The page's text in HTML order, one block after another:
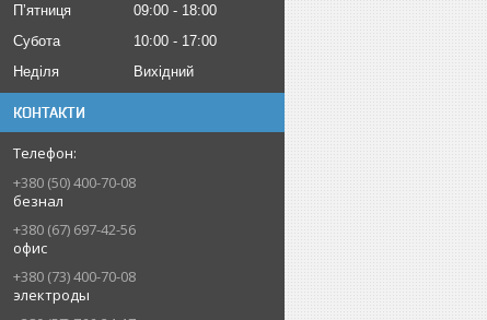
Пʼятниця
09:00
18:00
Субота
10:00
17:00
Неділя
Вихідний
КОНТАКТИ
+380 (50) 400-70-08
безнал
+380 (67) 697-42-56
офис
+380 (73) 400-70-08
электроды